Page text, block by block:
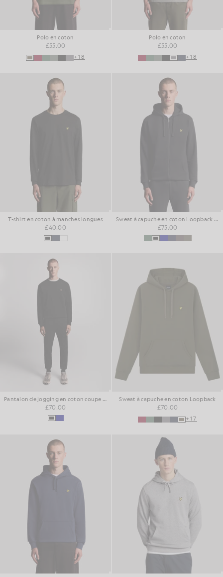
Polo en coton
£55.00
+18
Polo en coton
£55.00
+18
T-shirt en coton à manches longues
£40.00
Sweat à capuche en coton Loopback avec fermeture éclair intégrale
£75.00
Pantalon de jogging en coton coupe ajustée
£70.00
Sweat à capuche en coton Loopback
£70.00
+17